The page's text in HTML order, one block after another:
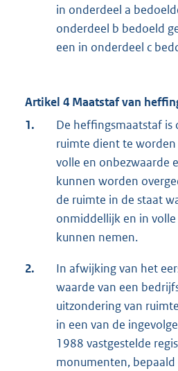
in onderdeel a
onderdeel b bedoeld
een in onderdeel c
Artikel 4 Maatstaf van
1.
De heffingsmaatstaf is
ruimte dient te
volle en onbezwaarde
kunnen worden
de ruimte in de staat
onmiddellijk en in
kunnen nemen.
2.
In afwijking van het
waarde van een
uitzondering van
in een van de
1988 vastgestelde
monumenten, bepaald